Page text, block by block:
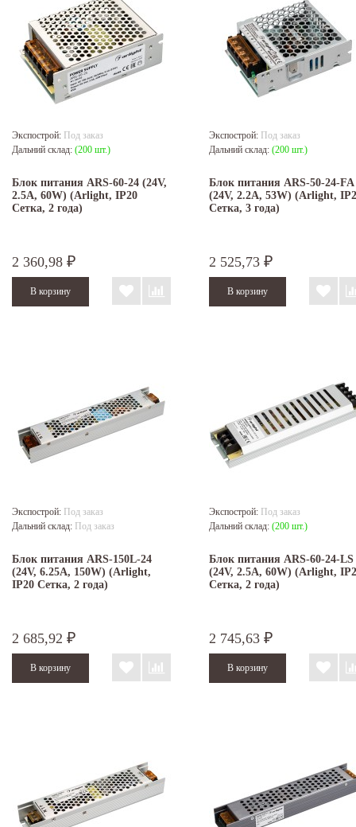
Экспострой: Под заказ
Дальний склад: (200 шт.)
Блок питания ARS-60-24 (24V,
2.5A, 60W) (Arlight, IP20
Сетка, 2 года)
2 360,98 ₽
Экспострой: Под заказ
Дальний склад: (200 шт.)
Блок питания ARS-50-24-FA
(24V, 2.2A, 53W) (Arlight,
Сетка, 3 года)
2 525,73 ₽
Экспострой: Под заказ
Дальний склад: Под заказ
Блок питания ARS-150L-24
(24V, 6.25A, 150W) (Arlight,
IP20 Сетка, 2 года)
2 685,92 ₽
Экспострой: Под заказ
Дальний склад: (200 шт.)
Блок питания ARS-60-24-LS
(24V, 2.5A, 60W) (Arlight,
Сетка, 2 года)
2 745,63 ₽